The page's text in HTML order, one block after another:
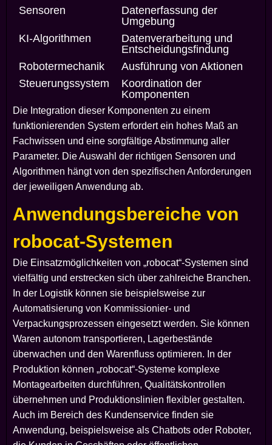
Sensoren
Datenerfassung der
Umgebung
KI-Algorithmen
Datenverarbeitung und
Entscheidungsfindung
Robotermechanik
Ausführung von Aktionen
Steuerungssystem
Koordination der
Komponenten
Die Integration dieser Komponenten zu einem
funktionierenden System erfordert ein hohes Maß an
Fachwissen und eine sorgfältige Abstimmung aller
Parameter. Die Auswahl der richtigen Sensoren und
Algorithmen hängt von den spezifischen Anforderungen
der jeweiligen Anwendung ab.
Anwendungsbereiche von
robocat-Systemen
Die Einsatzmöglichkeiten von „robocat“-Systemen sind
vielfältig und erstrecken sich über zahlreiche Branchen.
In der Logistik können sie beispielsweise zur
Automatisierung von Kommissionier- und
Verpackungsprozessen eingesetzt werden. Sie können
Waren autonom transportieren, Lagerbestände
überwachen und den Warenfluss optimieren. In der
Produktion können „robocat“-Systeme komplexe
Montagearbeiten durchführen, Qualitätskontrollen
übernehmen und Produktionslinien flexibler gestalten.
Auch im Bereich des Kundenservice finden sie
Anwendung, beispielsweise als Chatbots oder Roboter,